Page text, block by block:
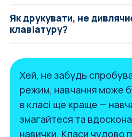
Як друкувати, не
клавіатуру?
Хей, не забудь
режим, навчання може
в класі ще краще —
змагайтеся та
навички. Класи чудово